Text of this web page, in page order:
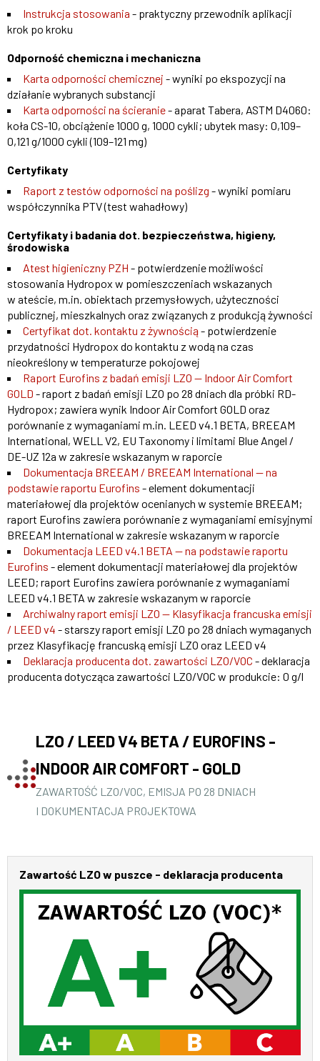
Instrukcja stosowania - praktyczny przewodnik aplikacji
krok po kroku
Odporność chemiczna i mechaniczna
Karta odporności chemicznej - wyniki po ekspozycji na
działanie wybranych substancji
Karta odporności na ścieranie- aparat Tabera, ASTM D4060:
koła CS-10, obciążenie 1000 g, 1000 cykli; ubytek masy: 0,109–
0,121 g/1000 cykli (109–121 mg)
Certyfikaty
Raport z testów odporności na poślizg - wyniki pomiaru
współczynnika PTV (test wahadłowy)
Certyfikaty i badania dot. bezpieczeństwa, higieny,
środowiska
Atest higieniczny PZH - potwierdzenie możliwości
stosowania Hydropox w pomieszczeniach wskazanych
w ateście, m.in. obiektach przemysłowych, użyteczności
publicznej, mieszkalnych oraz związanych z produkcją żywności
Certyfikat dot. kontaktu z żywnością- potwierdzenie
przydatności Hydropox do kontaktu z wodą na czas
nieokreślony w temperaturze pokojowej
Raport Eurofins z badań emisji LZO — Indoor Air Comfort
GOLD - raport z badań emisji LZO po 28 dniach dla próbki RD-
Hydropox; zawiera wynik Indoor Air Comfort GOLD oraz
porównanie z wymaganiami m.in. LEED v4.1 BETA, BREEAM
International, WELL V2, EU Taxonomy i limitami Blue Angel /
DE-UZ 12a w zakresie wskazanym w raporcie
Dokumentacja BREEAM / BREEAM International — na
podstawie raportu Eurofins - element dokumentacji
materiałowej dla projektów ocenianych w systemie BREEAM;
raport Eurofins zawiera porównanie z wymaganiami emisyjnymi
BREEAM International w zakresie wskazanym w raporcie
Dokumentacja LEED v4.1 BETA — na podstawie raportu
Eurofins - element dokumentacji materiałowej dla projektów
LEED; raport Eurofins zawiera porównanie z wymaganiami
LEED v4.1 BETA w zakresie wskazanym w raporcie
Archiwalny raport emisji LZO — Klasyfikacja francuska emisji
/ LEED v4 - starszy raport emisji LZO po 28 dniach wymaganych
przez Klasyfikację francuską emisji LZO oraz LEED v4
Deklaracja producenta dot. zawartości LZO/VOC - deklaracja
producenta dotycząca zawartości LZO/VOC w produkcie: 0 g/l
LZO / LEED V4 BETA / EUROFINS -
INDOOR AIR COMFORT - GOLD
ZAWARTOŚĆ LZO/VOC, EMISJA PO 28 DNIACH
I DOKUMENTACJA PROJEKTOWA
Zawartość LZO w puszce - deklaracja producenta